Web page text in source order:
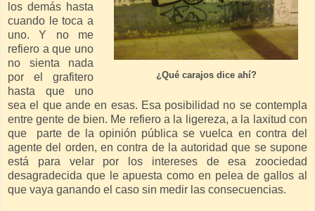
¿Qué carajos dice ahí?
los demás hasta
cuando le toca a
uno. Y no me
refiero a que uno
no sienta nada
por el grafitero
hasta que uno
sea el que ande en esas. Esa posibilidad no se contempla
entre gente de bien. Me refiero a la ligereza, a la laxitud con
que parte de la opinión pública se vuelca en contra del
agente del orden, en contra de la autoridad que se supone
está para velar por los intereses de esa zoociedad
desagradecida que le apuesta como en pelea de gallos al
que vaya ganando el caso sin medir las consecuencias.